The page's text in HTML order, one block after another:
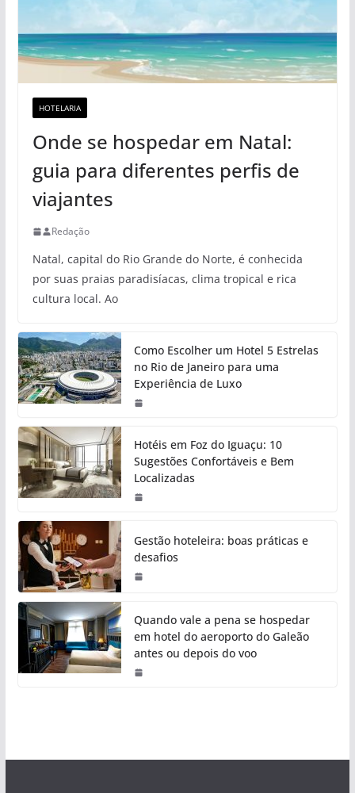
HOTELARIA
Onde se hospedar em Natal:
guia para diferentes perfis de
viajantes
Redação
Natal, capital do Rio Grande do Norte, é conhecida
por suas praias paradisíacas, clima tropical e rica
cultura local. Ao
Como Escolher um Hotel 5 Estrelas
no Rio de Janeiro para uma
Experiência de Luxo
Hotéis em Foz do Iguaçu: 10
Sugestões Confortáveis e Bem
Localizadas
Gestão hoteleira: boas práticas e
desafios
Quando vale a pena se hospedar
em hotel do aeroporto do Galeão
antes ou depois do voo